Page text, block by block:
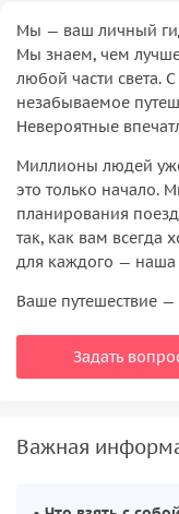
Мы — ваш личный
Мы знаем, чем лучше
любой части света.
незабываемое
Невероятные
Миллионы людей
это только начало.
планирования
так, как вам всегда
для каждого — наша
Ваше путешествие
Задать
Важная